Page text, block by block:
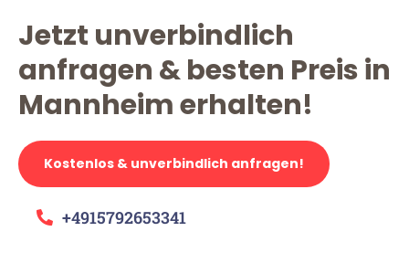
Jetzt unverbindlich
anfragen & besten Preis in
Mannheim erhalten!
Kostenlos & unverbindlich anfragen!
+4915792653341